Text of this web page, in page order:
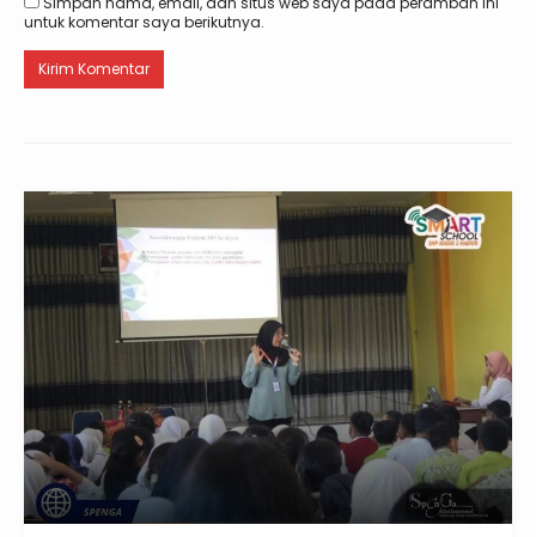
untuk komentar saya berikutnya.